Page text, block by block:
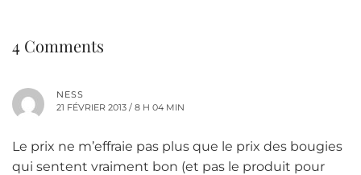
4 Comments
NESS
21 FÉVRIER 2013 / 8 H 04 MIN
Le prix ne m’effraie pas plus que le prix des bougies
qui sentent vraiment bon (et pas le produit pour